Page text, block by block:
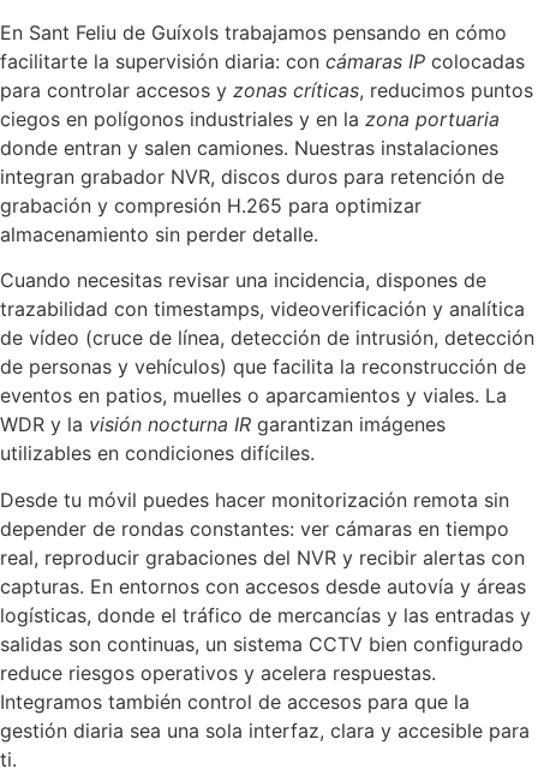
En Sant Feliu de Guíxols trabajamos pensando en cómo
facilitarte la supervisión diaria: con cámaras IP colocadas
para controlar accesos y zonas críticas, reducimos puntos
ciegos en polígonos industriales y en la zona portuaria
donde entran y salen camiones. Nuestras instalaciones
integran grabador NVR, discos duros para retención de
grabación y compresión H.265 para optimizar
almacenamiento sin perder detalle.
Cuando necesitas revisar una incidencia, dispones de
trazabilidad con timestamps, videoverificación y analítica
de vídeo (cruce de línea, detección de intrusión, detección
de personas y vehículos) que facilita la reconstrucción de
eventos en patios, muelles o aparcamientos y viales. La
WDR y la visión nocturna IR garantizan imágenes
utilizables en condiciones difíciles.
Desde tu móvil puedes hacer monitorización remota sin
depender de rondas constantes: ver cámaras en tiempo
real, reproducir grabaciones del NVR y recibir alertas con
capturas. En entornos con accesos desde autovía y áreas
logísticas, donde el tráfico de mercancías y las entradas y
salidas son continuas, un sistema CCTV bien configurado
reduce riesgos operativos y acelera respuestas.
Integramos también control de accesos para que la
gestión diaria sea una sola interfaz, clara y accesible para
ti.